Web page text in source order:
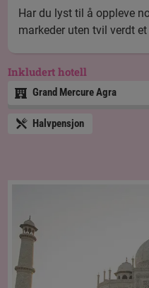
Har du lyst til å oppleve
markeder uten tvil verdt et
Inkludert hotell
Grand Mercure Agra
Halvpensjon